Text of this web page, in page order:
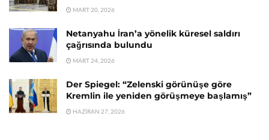
MART 20, 2026
Netanyahu İran’a yönelik küresel saldırı
çağrısında bulundu
MART 24, 2026
Der Spiegel: “Zelenski görünüşe göre
Kremlin ile yeniden görüşmeye başlamış”
HAZIRAN 27, 2026